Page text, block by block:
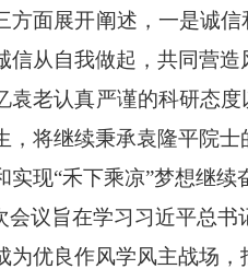
方面展开阐述，一是诚
信从自我做起，共同营
袁老认真严谨的科研态
，将继续秉承袁隆平院
实现“禾下乘凉”梦想继续
旨在学习习近平总书
为优良作风学风主战场